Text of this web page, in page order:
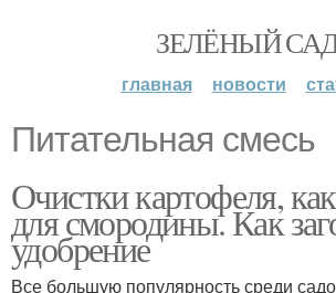
ЗЕЛЁНЫЙ
главная новости
Питательная смесь
Очистки картофеля,
для смородины. Как
удобрение
Все большую популярность среди